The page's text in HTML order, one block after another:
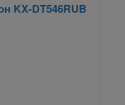
KX-DT546RUB